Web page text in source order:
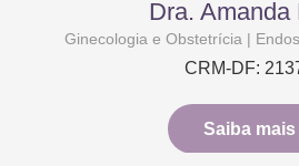
Dra. Amanda
Ginecologia e Obstetrícia |
CRM-DF:
Saiba mais